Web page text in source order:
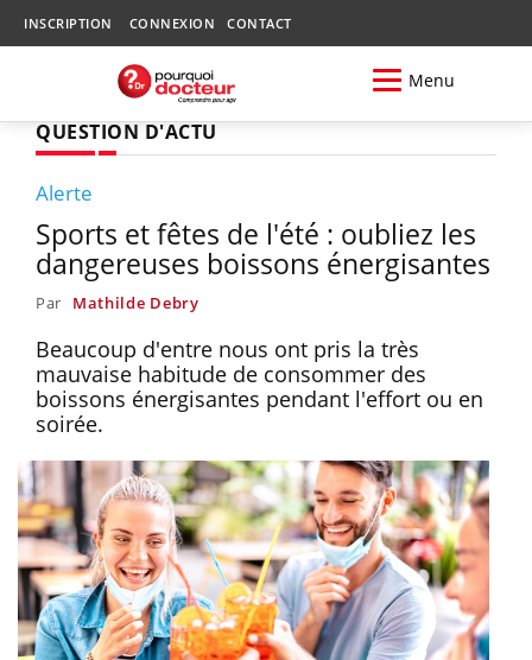
INSCRIPTION CONNEXION CONTACT
Menu
QUESTION D'ACTU
Alerte
Sports et fêtes de l'été : oubliez les
dangereuses boissons énergisantes
Par Mathilde Debry
Beaucoup d'entre nous ont pris la très
mauvaise habitude de consommer des
boissons énergisantes pendant l'effort ou en
soirée.